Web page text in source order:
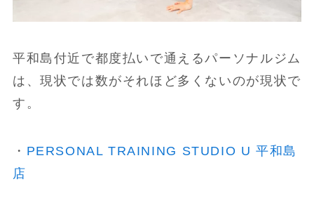
平和島付近で都度払いで通えるパーソナルジム
は、現状では数がそれほど多くないのが現状で
す。
・ PERSONAL TRAINING STUDIO U 平和島
店